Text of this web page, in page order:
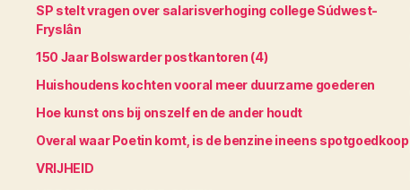
SP stelt vragen over salarisverhoging college Súdwest-
Fryslân
150 Jaar Bolswarder postkantoren (4)
Huishoudens kochten vooral meer duurzame goederen
Hoe kunst ons bij onszelf en de ander houdt
Overal waar Poetin komt, is de benzine ineens spotgoedkoop
VRIJHEID